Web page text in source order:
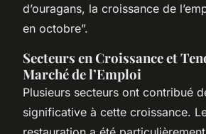
d’ouragans, la croissance de
en octobre”.
Secteurs en Croissance et
Marché de l’Emploi
Plusieurs secteurs ont contribué
significative à cette croissance.